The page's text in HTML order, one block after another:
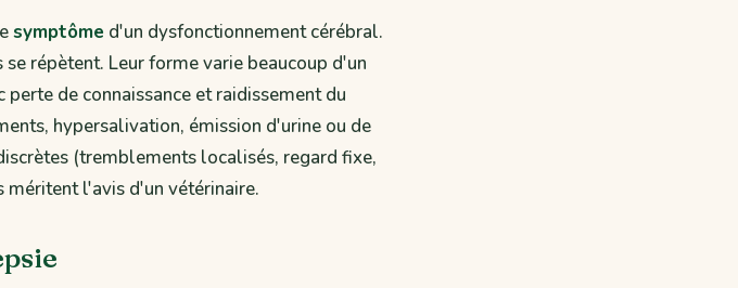
symptôme d'un dysfonctionnement cérébral.
répètent. Leur forme varie beaucoup d'un
de connaissance et raidissement du
hypersalivation, émission d'urine ou de
(tremblements localisés, regard fixe,
l'avis d'un vétérinaire.